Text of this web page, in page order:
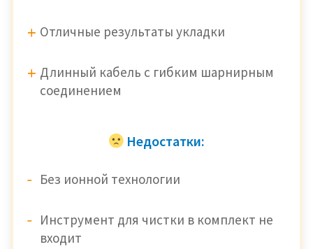
Отличные результаты укладки
Длинный кабель с гибким шарнирным
соединением
Недостатки:
Без ионной технологии
Инструмент для чистки в комплект не
входит